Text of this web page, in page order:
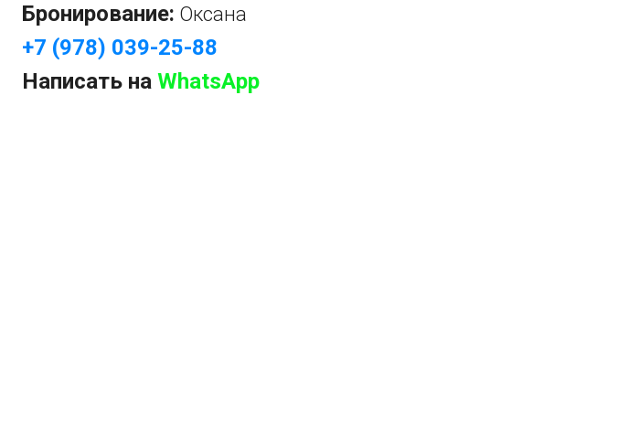
Бронирование: Оксана
+7 (978) 039-25-88
Написать на WhatsApp